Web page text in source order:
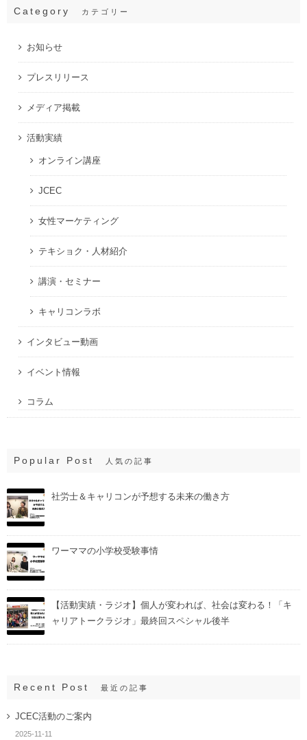
Category カテゴリー
お知らせ
プレスリリース
メディア掲載
活動実績
オンライン講座
JCEC
女性マーケティング
テキショク・人材紹介
講演・セミナー
キャリコンラボ
インタビュー動画
イベント情報
コラム
Popular Post 人気の記事
社労士＆キャリコンが予想する未来の働き方
ワーママの小学校受験事情
【活動実績・ラジオ】個人が変われば、社会は変わる！「キ
ャリアトークラジオ」最終回スペシャル後半
Recent Post 最近の記事
JCEC活動のご案内
2025-11-11